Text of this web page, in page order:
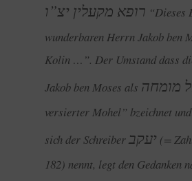
רופא מקעלין יצ”ו “Dieses
wunderbaren Herrn Jakob ben
Kolin …”. Der Umstand dass
Jakob ben Moses als מומחה
versierter Mohel” bzeichnet
sich der Schreiberיעקב (=
182) nennt, legt den Gedanken